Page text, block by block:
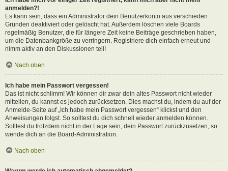
anmelden?!
Es kann sein, dass ein Administrator dein Benutzerkonto aus verschieden
Gründen deaktiviert oder gelöscht hat. Außerdem löschen viele Boards
regelmäßig Benutzer, die für längere Zeit keine Beiträge geschrieben haben,
um die Datenbankgröße zu verringern. Registriere dich einfach erneut und
nimm aktiv an den Diskussionen teil!
Nach oben
Ich habe mein Passwort vergessen!
Das ist nicht schlimm! Wir können dir zwar dein altes Passwort nicht wieder
mitteilen, du kannst es jedoch zurücksetzen. Dies machst du, indem du auf der
Anmelde-Seite auf „Ich habe mein Passwort vergessen“ klickst und den
Anweisungen folgst. So solltest du dich schnell wieder anmelden können.
Solltest du trotzdem nicht in der Lage sein, dein Passwort zurückzusetzen, so
wende dich an die Board-Administration.
Nach oben